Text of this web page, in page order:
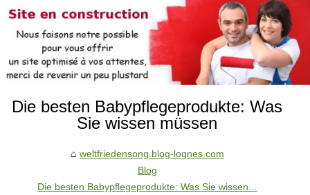
Die besten Babypflegeprodukte: Was
Sie wissen müssen
weltfriedensong.blog-lognes.com
Blog
Die besten Babypflegeprodukte: Was Sie wissen...